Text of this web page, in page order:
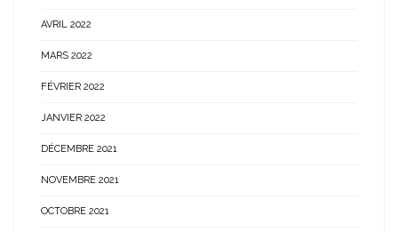
AVRIL 2022
MARS 2022
FÉVRIER 2022
JANVIER 2022
DÉCEMBRE 2021
NOVEMBRE 2021
OCTOBRE 2021